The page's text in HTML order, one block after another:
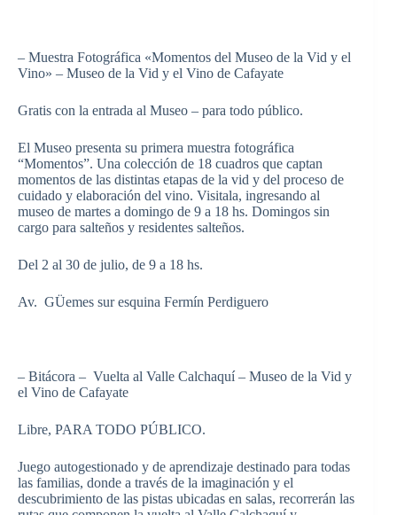
– Muestra Fotográfica «Momentos del Museo de la Vid y el
Vino» – Museo de la Vid y el Vino de Cafayate
Gratis con la entrada al Museo – para todo público.
El Museo presenta su primera muestra fotográfica
“Momentos”. Una colección de 18 cuadros que captan
momentos de las distintas etapas de la vid y del proceso de
cuidado y elaboración del vino. Visitala, ingresando al
museo de martes a domingo de 9 a 18 hs. Domingos sin
cargo para salteños y residentes salteños.
Del 2 al 30 de julio, de 9 a 18 hs.
Av. GÜemes sur esquina Fermín Perdiguero
– Bitácora – Vuelta al Valle Calchaquí – Museo de la Vid y
el Vino de Cafayate
Libre, PARA TODO PÚBLICO.
Juego autogestionado y de aprendizaje destinado para todas
las familias, donde a través de la imaginación y el
descubrimiento de las pistas ubicadas en salas, recorrerán las